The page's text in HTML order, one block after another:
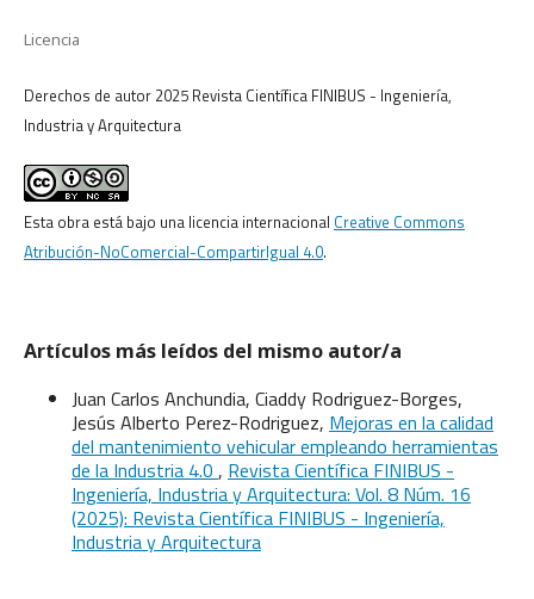
Licencia
Derechos de autor 2025 Revista Científica FINIBUS - Ingeniería,
Industria y Arquitectura
Esta obra está bajo una licencia internacional Creative Commons
Atribución-NoComercial-CompartirIgual 4.0.
Artículos más leídos del mismo autor/a
Juan Carlos Anchundia, Ciaddy Rodriguez-Borges,
Jesús Alberto Perez-Rodriguez, Mejoras en la calidad
del mantenimiento vehicular empleando herramientas
de la Industria 4.0 , Revista Científica FINIBUS -
Ingeniería, Industria y Arquitectura: Vol. 8 Núm. 16
(2025): Revista Científica FINIBUS - Ingeniería,
Industria y Arquitectura